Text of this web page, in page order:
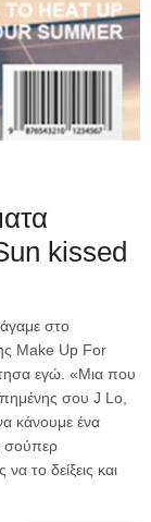
kissed
στο
Make Up For
εγώ. «Μια που
σου J Lo,
κάνουμε ένα
σούπερ
το δείξεις και